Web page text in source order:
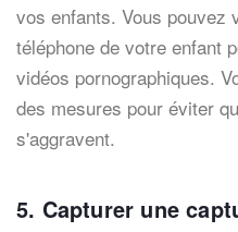
vos enfants. Vous pouvez
téléphone de votre enfant
vidéos pornographiques.
des mesures pour éviter
s'aggravent.
5. Capturer une